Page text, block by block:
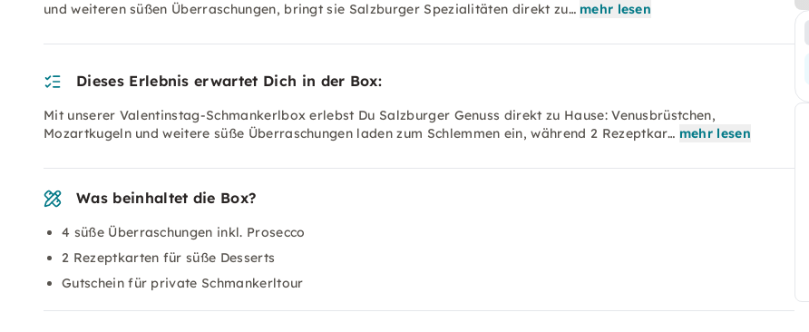
und weiteren süßen Überraschungen, bringt sie Salzburger Spezialitäten direkt zu… mehr lesen
Dieses Erlebnis erwartet Dich in der Box:
Mit unserer Valentinstag-Schmankerlbox erlebst Du Salzburger Genuss direkt zu Hause: Venusbrüstchen,
Mozartkugeln und weitere süße Überraschungen laden zum Schlemmen ein, während 2 Rezeptkar… mehr lesen
Was beinhaltet die Box?
4 süße Überraschungen inkl. Prosecco
2 Rezeptkarten für süße Desserts
Gutschein für private Schmankerltour